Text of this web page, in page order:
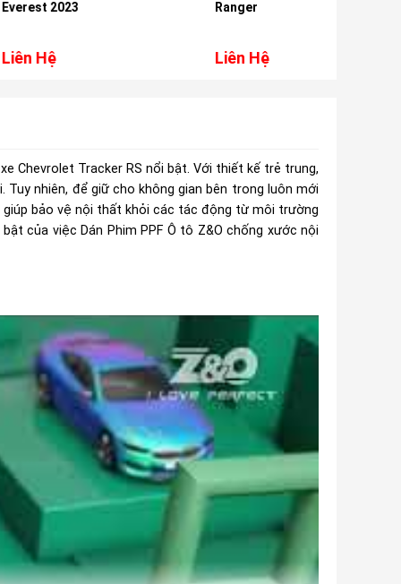
Chevrolet Tracker RS nổi bật. Với thiết kế trẻ trung,
nhiên, để giữ cho không gian bên trong luôn mới
giúp bảo vệ nội thất khỏi các tác động từ môi trường
của việc Dán Phim PPF Ô tô Z&O chống xước nội